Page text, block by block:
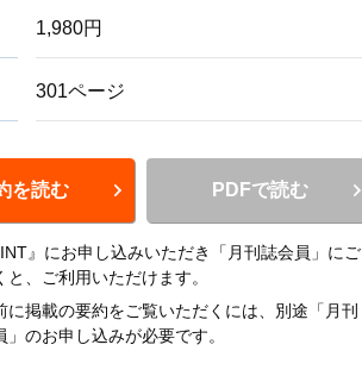
1,980円
301ページ
を読む PDFで読む
』にお申し込みいただき「月刊誌会員」にご
と、ご利用いただけます。
掲載の要約をご覧いただくには、別途「月刊
」のお申し込みが必要です。